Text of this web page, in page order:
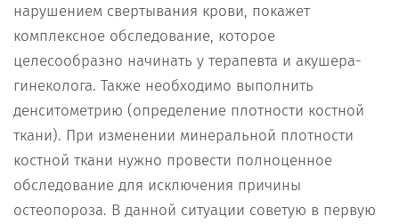
нарушением свертывания крови, покажет
комплексное обследование, которое
целесообразно начинать у терапевта и акушера-
гинеколога. Также необходимо выполнить
денситометрию (определение плотности костной
ткани). При изменении минеральной плотности
костной ткани нужно провести полноценное
обследование для исключения причины
остеопороза. В данной ситуации советую в первую